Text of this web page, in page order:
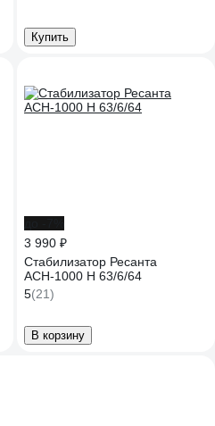
Купить
3 990 ₽
Стабилизатор Ресанта
АСН-1000 Н 63/6/64
5(21)
В корзину